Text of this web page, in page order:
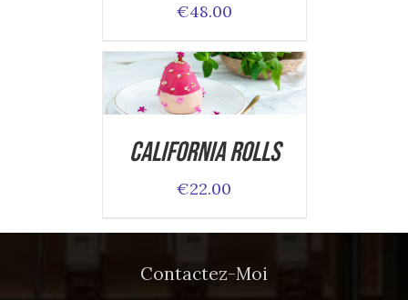
€48.00
ADD TO CART
/
DETAILS
California Rolls
€22.00
Contactez-Moi